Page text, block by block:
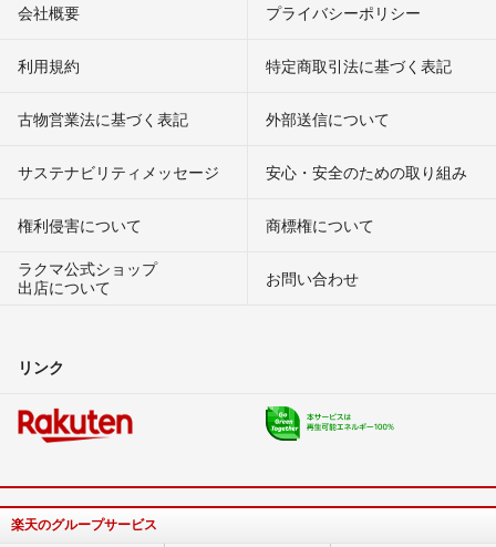
会社概要 プライバシーポリシー
利用規約 特定商取引法に基づく表記
古物営業法に基づく表記 外部送信について
サステナビリティメッセージ 安心・安全のための取り組み
権利侵害について
商標権について
ラクマ公式ショップ
出店について
お問い合わせ
リンク
楽天のグループサービス